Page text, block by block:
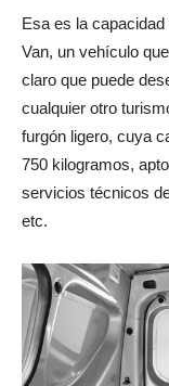
Esa es la
Van, un vehículo
claro que puede
cualquier otro
furgón ligero, cuya
750 kilogramos,
servicios técnicos
etc.